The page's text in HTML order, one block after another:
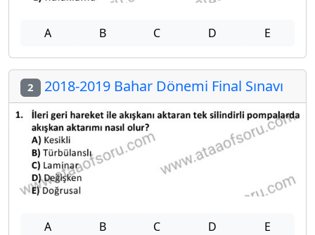
A B C D E
2 2018-2019 Bahar Dönemi Final Sınavı
A B C D E